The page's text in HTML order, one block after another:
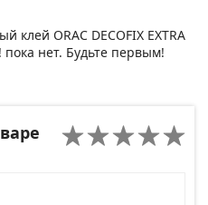
клей ORAC DECOFIX EXTRA
нет. Будьте первым!